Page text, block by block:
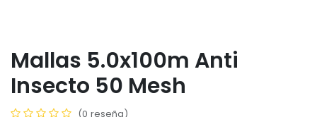
Mallas 5.0x100m Anti
Insecto 50 Mesh
(0 reseña)